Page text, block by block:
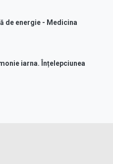
de energie - Medicina
iarna. Înțelepciunea